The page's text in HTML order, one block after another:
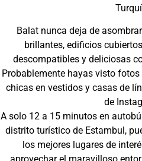
Balat nunca deja de
brillantes, edificios
descompatibles y deliciosas
Probablemente hayas visto
chicas en vestidos y casas de
de
A solo 12 a 15 minutos en
distrito turístico de Estambul,
los mejores lugares de